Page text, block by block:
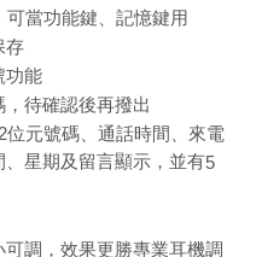
當功能鍵、記憶鍵用
存
功能
待確認後再撥出
位元號碼、通話時間、來電
星期及留言顯示，並有5
調，效果更勝專業耳機調